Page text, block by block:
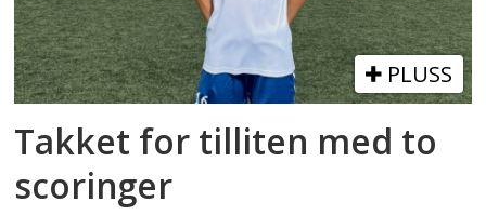
PLUSS
Takket for tilliten med to
scoringer